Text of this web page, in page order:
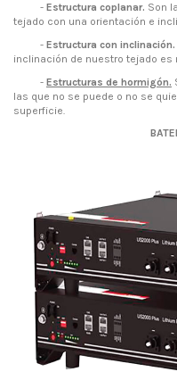
- Estructura coplanar. Son
tejado con una orientación e
- Estructura con inclinación.
inclinación de nuestro tejado es
- Estructuras de hormigón.
las que no se puede o no se
superficie.